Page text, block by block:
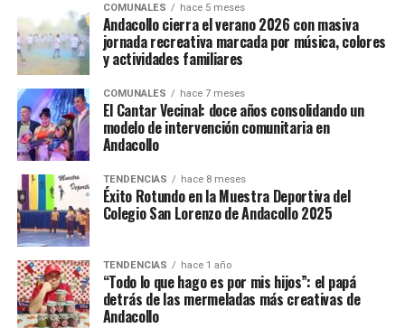
COMUNALES hace 5 meses
Andacollo cierra el verano 2026 con masiva
jornada recreativa marcada por música, colores
y actividades familiares
COMUNALES hace 7 meses
El Cantar Vecinal: doce años consolidando un
modelo de intervención comunitaria en
Andacollo
TENDENCIAS hace 8 meses
Éxito Rotundo en la Muestra Deportiva del
Colegio San Lorenzo de Andacollo 2025
TENDENCIAS hace 1 año
“Todo lo que hago es por mis hijos”: el papá
detrás de las mermeladas más creativas de
Andacollo